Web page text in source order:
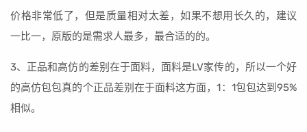
价格非常低了，但是质量相对太差，如果不想用长久的，建议
一比一，原版的是需求人最多，最合适的的。
3、正品和高仿的差别在于面料，面料是LV家传的，所以一个好
的高仿包包真的个正品差别在于面料这方面，1：1包包达到95%
相似。